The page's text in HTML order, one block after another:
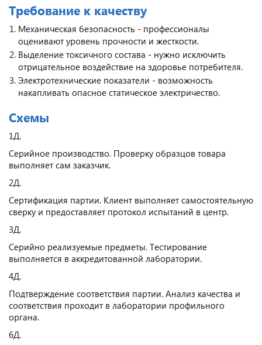
Требование к качеству
Механическая безопасность - профессионалы
оценивают уровень прочности и жесткости.
Выделение токсичного состава - нужно исключить
отрицательное воздействие на здоровье потребителя.
Электротехнические показатели - возможность
накапливать опасное статическое электричество.
Схемы
1Д.
Серийное производство. Проверку образцов товара
выполняет сам заказчик.
2Д.
Сертификация партии. Клиент выполняет самостоятельную
сверку и предоставляет протокол испытаний в центр.
3Д.
Серийно реализуемые предметы. Тестирование
выполняется в аккредитованной лаборатории.
4Д.
Подтверждение соответствия партии. Анализ качества и
соответствия проходит в лаборатории профильного
органа.
6Д.